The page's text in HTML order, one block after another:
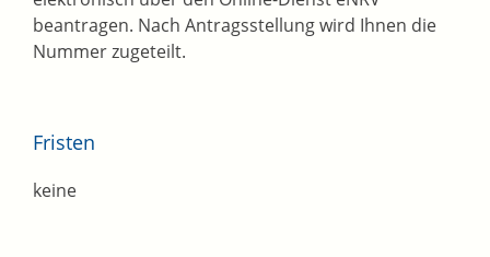
beantragen. Nach Antragsstellung wird Ihnen die
Nummer zugeteilt.
Fristen
keine